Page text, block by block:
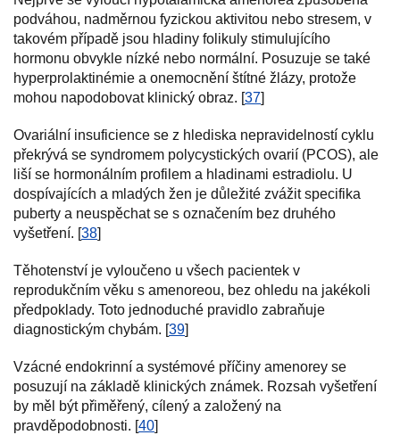
podváhou, nadměrnou fyzickou aktivitou nebo stresem, v
takovém případě jsou hladiny folikuly stimulujícího
hormonu obvykle nízké nebo normální. Posuzuje se také
hyperprolaktinémie a onemocnění štítné žlázy, protože
mohou napodobovat klinický obraz. [37]
Ovariální insuficience se z hlediska nepravidelností cyklu
překrývá se syndromem polycystických ovarií (PCOS), ale
liší se hormonálním profilem a hladinami estradiolu. U
dospívajících a mladých žen je důležité zvážit specifika
puberty a neuspěchat se s označením bez druhého
vyšetření. [38]
Těhotenství je vyloučeno u všech pacientek v
reprodukčním věku s amenoreou, bez ohledu na jakékoli
předpoklady. Toto jednoduché pravidlo zabraňuje
diagnostickým chybám. [39]
Vzácné endokrinní a systémové příčiny amenorey se
posuzují na základě klinických známek. Rozsah vyšetření
by měl být přiměřený, cílený a založený na
pravděpodobnosti. [40]